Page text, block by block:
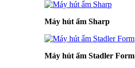
Máy hút ẩm Sharp
Máy hút ẩm Stadler Form